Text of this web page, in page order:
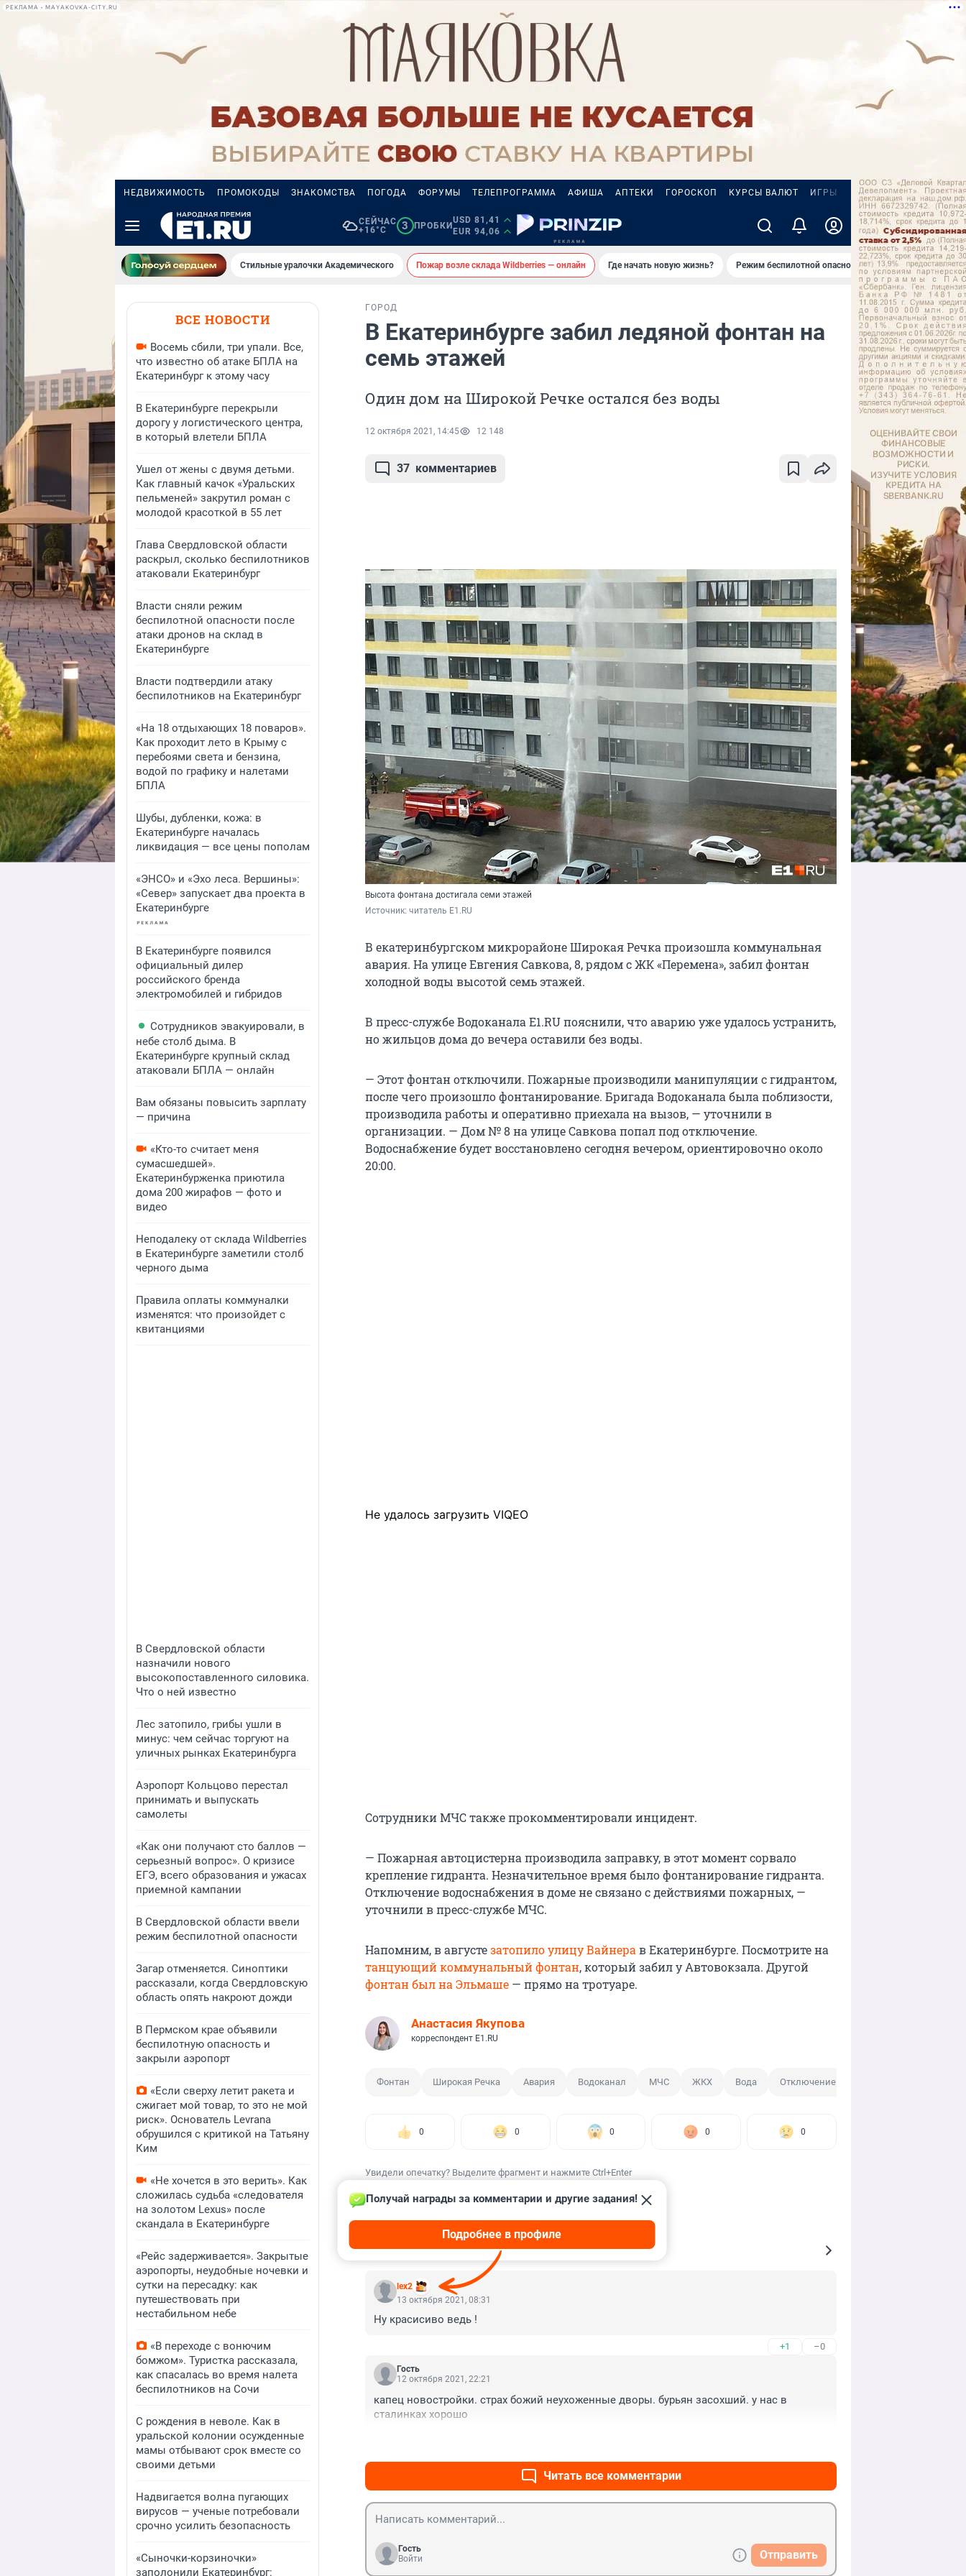
РЕКЛАМА • MAYAKOVKA-CITY.RU
НЕДВИЖИМОСТЬ ПРОМОКОДЫ ЗНАКОМСТВА ПОГОДА ФОРУМЫ ТЕЛЕПРОГРАММА АФИША АПТЕКИ ГОРОСКОП КУРСЫ ВАЛЮТ ИГРЫ ZODY
СЕЙЧАС
+16°C
3 ПРОБКИ
USD 81,41
EUR 94,06
Стильные уралочки Академического Пожар возле склада Wildberries — онлайн Где начать новую жизнь? Режим беспилотной опасности
ВСЕ НОВОСТИ
Восемь сбили, три упали. Все,
что известно об атаке БПЛА на
Екатеринбург к этому часу
В Екатеринбурге перекрыли
дорогу у логистического центра,
в который влетели БПЛА
Ушел от жены с двумя детьми.
Как главный качок «Уральских
пельменей» закрутил роман с
молодой красоткой в 55 лет
Глава Свердловской области
раскрыл, сколько беспилотников
атаковали Екатеринбург
Власти сняли режим
беспилотной опасности после
атаки дронов на склад в
Екатеринбурге
Власти подтвердили атаку
беспилотников на Екатеринбург
«На 18 отдыхающих 18 поваров».
Как проходит лето в Крыму с
перебоями света и бензина,
водой по графику и налетами
БПЛА
Шубы, дубленки, кожа: в
Екатеринбурге началась
ликвидация — все цены пополам
«ЭНСО» и «Эхо леса. Вершины»:
«Север» запускает два проекта в
Екатеринбурге
В Екатеринбурге появился
официальный дилер
российского бренда
электромобилей и гибридов
Сотрудников эвакуировали, в
небе столб дыма. В
Екатеринбурге крупный склад
атаковали БПЛА — онлайн
Вам обязаны повысить зарплату
— причина
«Кто-то считает меня
сумасшедшей».
Екатеринбурженка приютила
дома 200 жирафов — фото и
видео
Неподалеку от склада Wildberries
в Екатеринбурге заметили столб
черного дыма
Правила оплаты коммуналки
изменятся: что произойдет с
квитанциями
В Свердловской области
назначили нового
высокопоставленного силовика.
Что о ней известно
Лес затопило, грибы ушли в
минус: чем сейчас торгуют на
уличных рынках Екатеринбурга
Аэропорт Кольцово перестал
принимать и выпускать
самолеты
«Как они получают сто баллов —
серьезный вопрос». О кризисе
ЕГЭ, всего образования и ужасах
приемной кампании
В Свердловской области ввели
режим беспилотной опасности
Загар отменяется. Синоптики
рассказали, когда Свердловскую
область опять накроют дожди
В Пермском крае объявили
беспилотную опасность и
закрыли аэропорт
«Если сверху летит ракета и
сжигает мой товар, то это не мой
риск». Основатель Levrana
обрушился с критикой на Татьяну
Ким
«Не хочется в это верить». Как
сложилась судьба «следователя
на золотом Lexus» после
скандала в Екатеринбурге
«Рейс задерживается». Закрытые
аэропорты, неудобные ночевки и
сутки на пересадку: как
путешествовать при
нестабильном небе
«В переходе с вонючим
бомжом». Туристка рассказала,
как спасалась во время налета
беспилотников на Сочи
С рождения в неволе. Как в
уральской колонии осужденные
мамы отбывают срок вместе со
своими детьми
Надвигается волна пугающих
вирусов — ученые потребовали
срочно усилить безопасность
«Сыночки-корзиночки»
заполонили Екатеринбург:
ГОРОД
В Екатеринбурге забил ледяной фонтан на
семь этажей
Один дом на Широкой Речке остался без воды
12 октября 2021, 14:45 12 148
37 комментариев
Высота фонтана достигала семи этажей
Источник: читатель E1.RU
В екатеринбургском микрорайоне Широкая Речка произошла коммунальная
авария. На улице Евгения Савкова, 8, рядом с ЖК «Перемена», забил фонтан
холодной воды высотой семь этажей.
В пресс-службе Водоканала E1.RU пояснили, что аварию уже удалось устранить,
но жильцов дома до вечера оставили без воды.
— Этот фонтан отключили. Пожарные производили манипуляции с гидрантом,
после чего произошло фонтанирование. Бригада Водоканала была поблизости,
производила работы и оперативно приехала на вызов, — уточнили в
организации. — Дом № 8 на улице Савкова попал под отключение.
Водоснабжение будет восстановлено сегодня вечером, ориентировочно около
20:00.
Не удалось загрузить VIQEO
Сотрудники МЧС также прокомментировали инцидент.
— Пожарная автоцистерна производила заправку, в этот момент сорвало
крепление гидранта. Незначительное время было фонтанирование гидранта.
Отключение водоснабжения в доме не связано с действиями пожарных, —
уточнили в пресс-службе МЧС.
Напомним, в августезатопило улицу Вайнера в Екатеринбурге. Посмотрите на
танцующий коммунальный фонтан, который забил у Автовокзала. Другой
фонтан был на Эльмаше — прямо на тротуаре.
Анастасия Якупова
корреспондент E1.RU
Фонтан Широкая Речка Авария Водоканал МЧС ЖКХ Вода Отключение воды
0 0 0 0 0
Увидели опечатку? Выделите фрагмент и нажмите Ctrl+Enter
КОММЕНТАРИИ 37
lex2
Получай награды за комментарии и другие задания!
Подробнее в профиле
13 октября 2021, 08:31
Ну красисиво ведь !
+1 –0
Гость
12 октября 2021, 22:21
капец новостройки. страх божий неухоженные дворы. бурьян засохший. у нас в
сталинках хорошо
Читать все комментарии
Гость
Войти
Отправить